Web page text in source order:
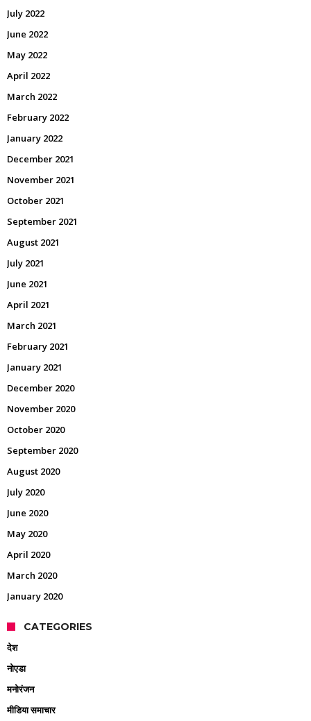
July 2022
June 2022
May 2022
April 2022
March 2022
February 2022
January 2022
December 2021
November 2021
October 2021
September 2021
August 2021
July 2021
June 2021
April 2021
March 2021
February 2021
January 2021
December 2020
November 2020
October 2020
September 2020
August 2020
July 2020
June 2020
May 2020
April 2020
March 2020
January 2020
CATEGORIES
देश
नोएडा
मनोरंजन
मीडिया समाचार